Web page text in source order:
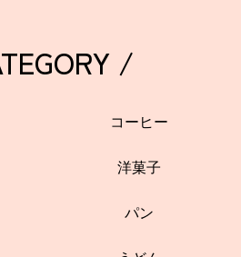
/
コーヒー
洋菓子
パン